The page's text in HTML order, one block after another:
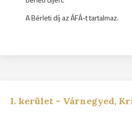
A Bérleti díj az ÁFÁ-t tartalmaz.
I. kerület - Várnegyed,